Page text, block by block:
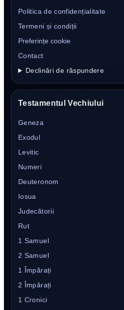
Politica de confidențialitate
Termeni și condiții
Preferințe cookie
Contact
Declinări de răspundere
Testamentul Vechiului
Geneza
Exodul
Levitic
Numeri
Deuteronom
Iosua
Judecătorii
Rut
1 Samuel
2 Samuel
1 Împărați
2 Împărați
1 Cronici